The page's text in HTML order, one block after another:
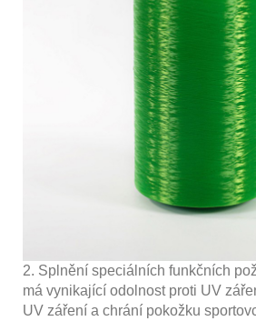
2. Splnění speciálních funkčních
má vynikající odolnost proti UV
UV záření a chrání pokožku